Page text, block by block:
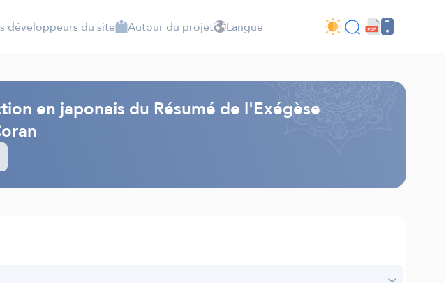
développeurs du site Autour du projet Langue
en japonais du Résumé de l'Exégèse